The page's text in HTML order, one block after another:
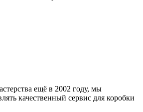
ещё в 2002 году, мы
качественный сервис для коробки